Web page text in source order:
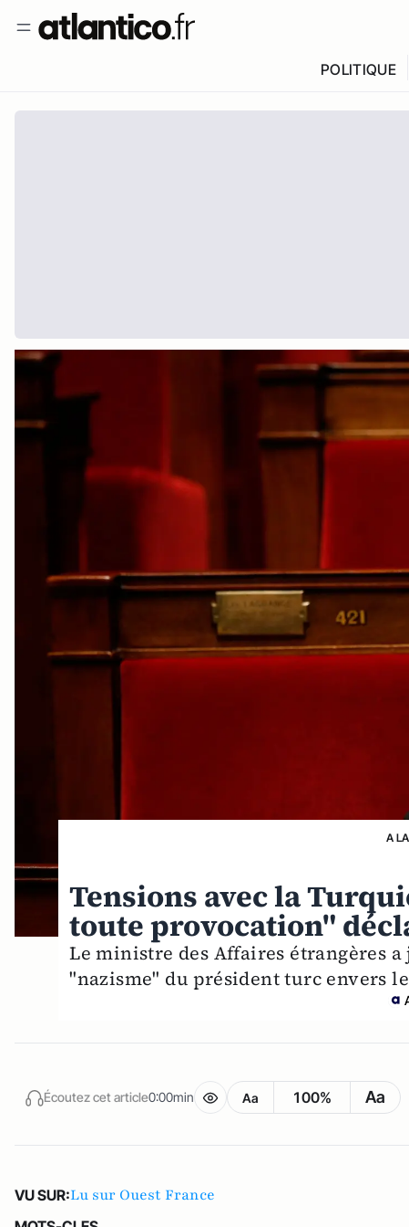
POLITIQUE
A
Tensions avec la
toute provocation"
Le ministre des Affaires étrangères a
"nazisme" du président turc envers
Écoutez cet article0:00min Aa 100% Aa
VU SUR:Lu sur Ouest France